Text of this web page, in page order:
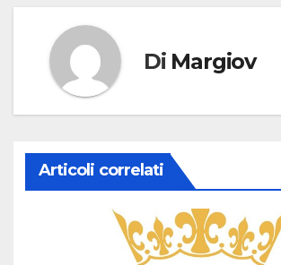
Di Margiov
Articoli correlati